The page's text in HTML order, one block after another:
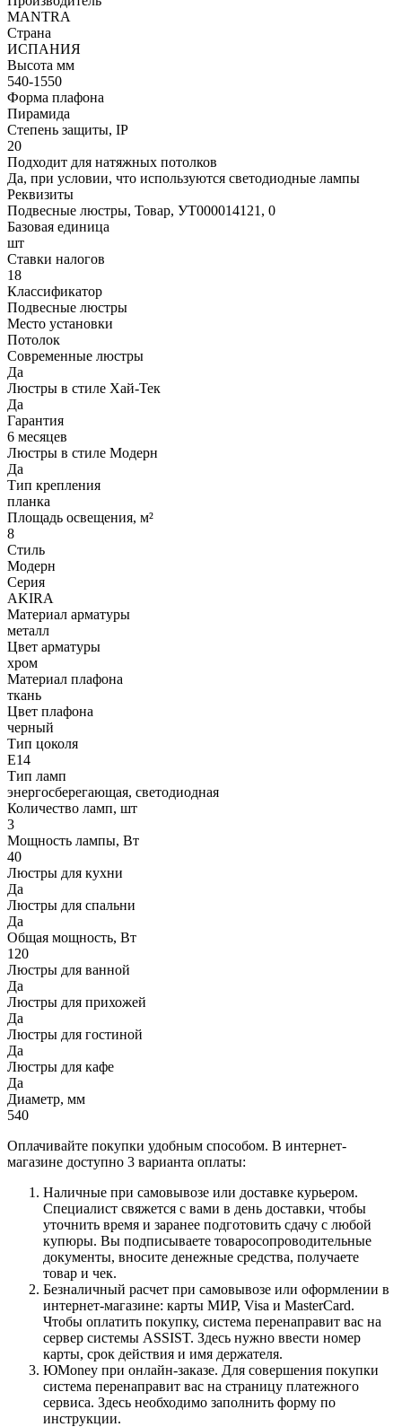
MANTRA
Страна
ИСПАНИЯ
Высота мм
540-1550
Форма плафона
Пирамида
Степень защиты, IP
20
Подходит для натяжных потолков
Да, при условии, что используются светодиодные лампы
Реквизиты
Подвесные люстры, Товар, УТ000014121, 0
Базовая единица
шт
Ставки налогов
18
Классификатор
Подвесные люстры
Место установки
Потолок
Современные люстры
Да
Люстры в стиле Хай-Тек
Да
Гарантия
6 месяцев
Люстры в стиле Модерн
Да
Тип крепления
планка
Площадь освещения, м²
8
Стиль
Модерн
Серия
AKIRA
Материал арматуры
металл
Цвет арматуры
хром
Материал плафона
ткань
Цвет плафона
черный
Тип цоколя
Е14
Тип ламп
энергосберегающая, светодиодная
Количество ламп, шт
3
Мощность лампы, Вт
40
Люстры для кухни
Да
Люстры для спальни
Да
Общая мощность, Вт
120
Люстры для ванной
Да
Люстры для прихожей
Да
Люстры для гостиной
Да
Люстры для кафе
Да
Диаметр, мм
540
Оплачивайте покупки удобным способом. В интернет-
магазине доступно 3 варианта оплаты:
Наличные при самовывозе или доставке курьером.
Специалист свяжется с вами в день доставки, чтобы
уточнить время и заранее подготовить сдачу с любой
купюры. Вы подписываете товаросопроводительные
документы, вносите денежные средства, получаете
товар и чек.
Безналичный расчет при самовывозе или оформлении в
интернет-магазине: карты МИР, Visa и MasterCard.
Чтобы оплатить покупку, система перенаправит вас на
сервер системы ASSIST. Здесь нужно ввести номер
карты, срок действия и имя держателя.
ЮMoney при онлайн-заказе. Для совершения покупки
система перенаправит вас на страницу платежного
сервиса. Здесь необходимо заполнить форму по
инструкции.